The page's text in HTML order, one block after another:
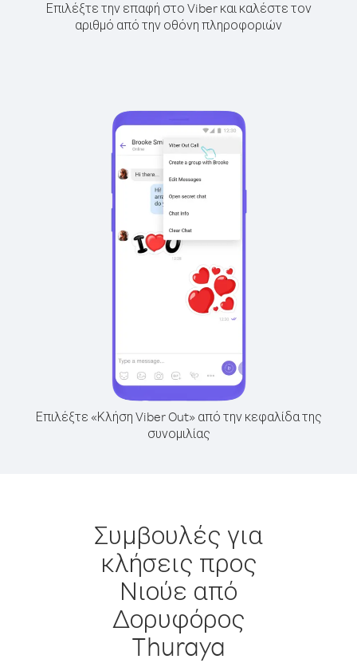
Επιλέξτε την επαφή στο Viber και καλέστε τον
αριθμό από την οθόνη πληροφοριών
Επιλέξτε «Κλήση Viber Out» από την κεφαλίδα της
συνομιλίας
Συμβουλές για
κλήσεις προς
Νιούε από
Δορυφόρος
Thuraya